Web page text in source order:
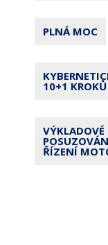
PLNÁ MOC
10+1
ŘÍZENÍ